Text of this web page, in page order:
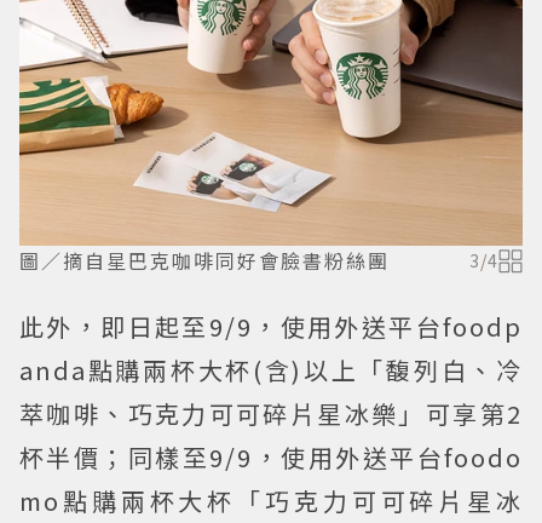
圖／摘自星巴克咖啡同好會臉書粉絲團 3/4
此外，即日起至9/9，使用外送平台foodp
anda點購兩杯大杯(含)以上「馥列白、冷
萃咖啡、巧克力可可碎片星冰樂」可享第2
杯半價；同樣至9/9，使用外送平台foodo
mo點購兩杯大杯「巧克力可可碎片星冰